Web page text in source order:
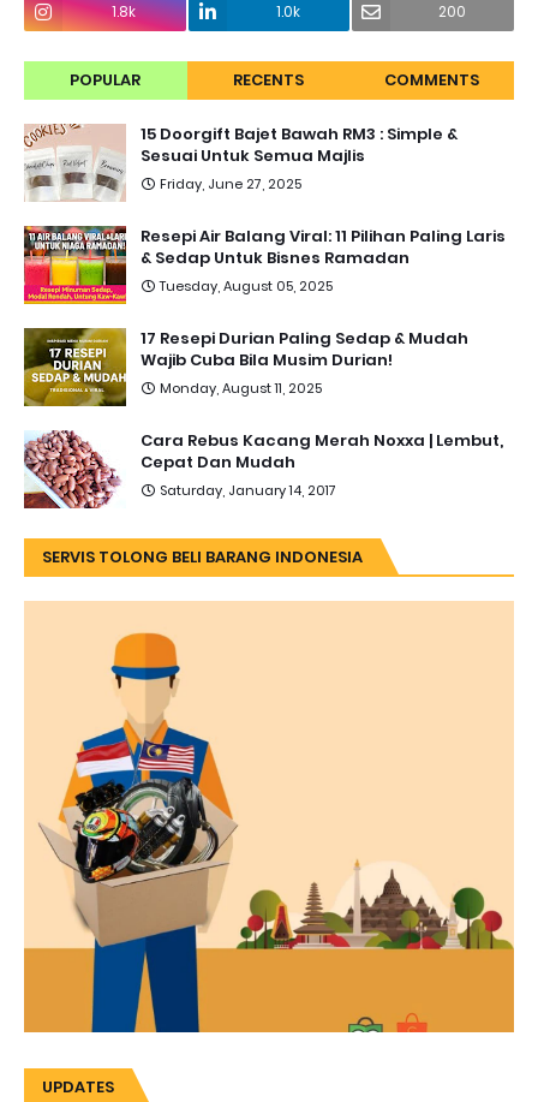
1.8k
1.0k 200
POPULAR RECENTS COMMENTS
15 Doorgift Bajet Bawah RM3 : Simple &
Sesuai Untuk Semua Majlis
Friday, June 27, 2025
Resepi Air Balang Viral: 11 Pilihan Paling Laris
& Sedap Untuk Bisnes Ramadan
Tuesday, August 05, 2025
17 Resepi Durian Paling Sedap & Mudah
Wajib Cuba Bila Musim Durian!
Monday, August 11, 2025
Cara Rebus Kacang Merah Noxxa | Lembut,
Cepat Dan Mudah
Saturday, January 14, 2017
SERVIS TOLONG BELI BARANG INDONESIA
UPDATES